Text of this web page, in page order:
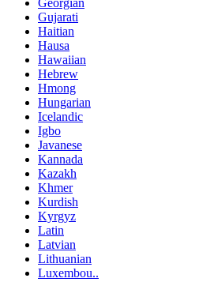
Gujarati
Haitian
Hausa
Hawaiian
Hebrew
Hmong
Hungarian
Icelandic
Igbo
Javanese
Kannada
Kazakh
Khmer
Kurdish
Kyrgyz
Latin
Latvian
Lithuanian
Luxembou..